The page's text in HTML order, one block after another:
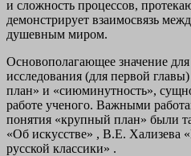
и сложность процессов,
демонстрирует взаимосвязь
душевным миром.
Основополагающее значение
исследования (для первой
план» и «сиюминутность»,
работе ученого. Важными
понятия «крупный план» были
«Об искусстве» , В.Е. Хализева
русской классики» .